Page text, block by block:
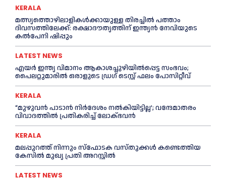
KERALA
മത്സ്യത്തൊഴിലാളികള്‍ക്കായുള്ള തിരച്ചില്‍ പത്താം
ദിവസത്തിലേക്ക്: രക്ഷാദൗത്യത്തിന് ഇന്ത്യൻ നേവിയുടെ
കല്‍പേനി ഷിപ്പും
LATEST NEWS
എയര്‍ ഇന്ത്യ വിമാനം ആകാശച്ചുഴിയില്‍പ്പെട്ട സംഭവം;
പൈലറ്റുമാരില്‍ ഒരാളുടെ ഡ്രഗ് ടെസ്റ്റ് ഫലം പോസിറ്റീവ്
KERALA
“മുഴുവൻ പാടാൻ നിര്‍ദേശം നല്‍കിയിട്ടില്ല’; വന്ദേമാതരം
വിവാദത്തില്‍ പ്രതികരിച്ച്‌ ലോക്ഭവൻ
KERALA
മലപ്പുറത്ത് നിന്നും സ്ഫോടക വസ്തുക്കള്‍ കണ്ടെത്തിയ
കേസില്‍ മുഖ‍്യ പ്രതി അറസ്റ്റില്‍
LATEST NEWS